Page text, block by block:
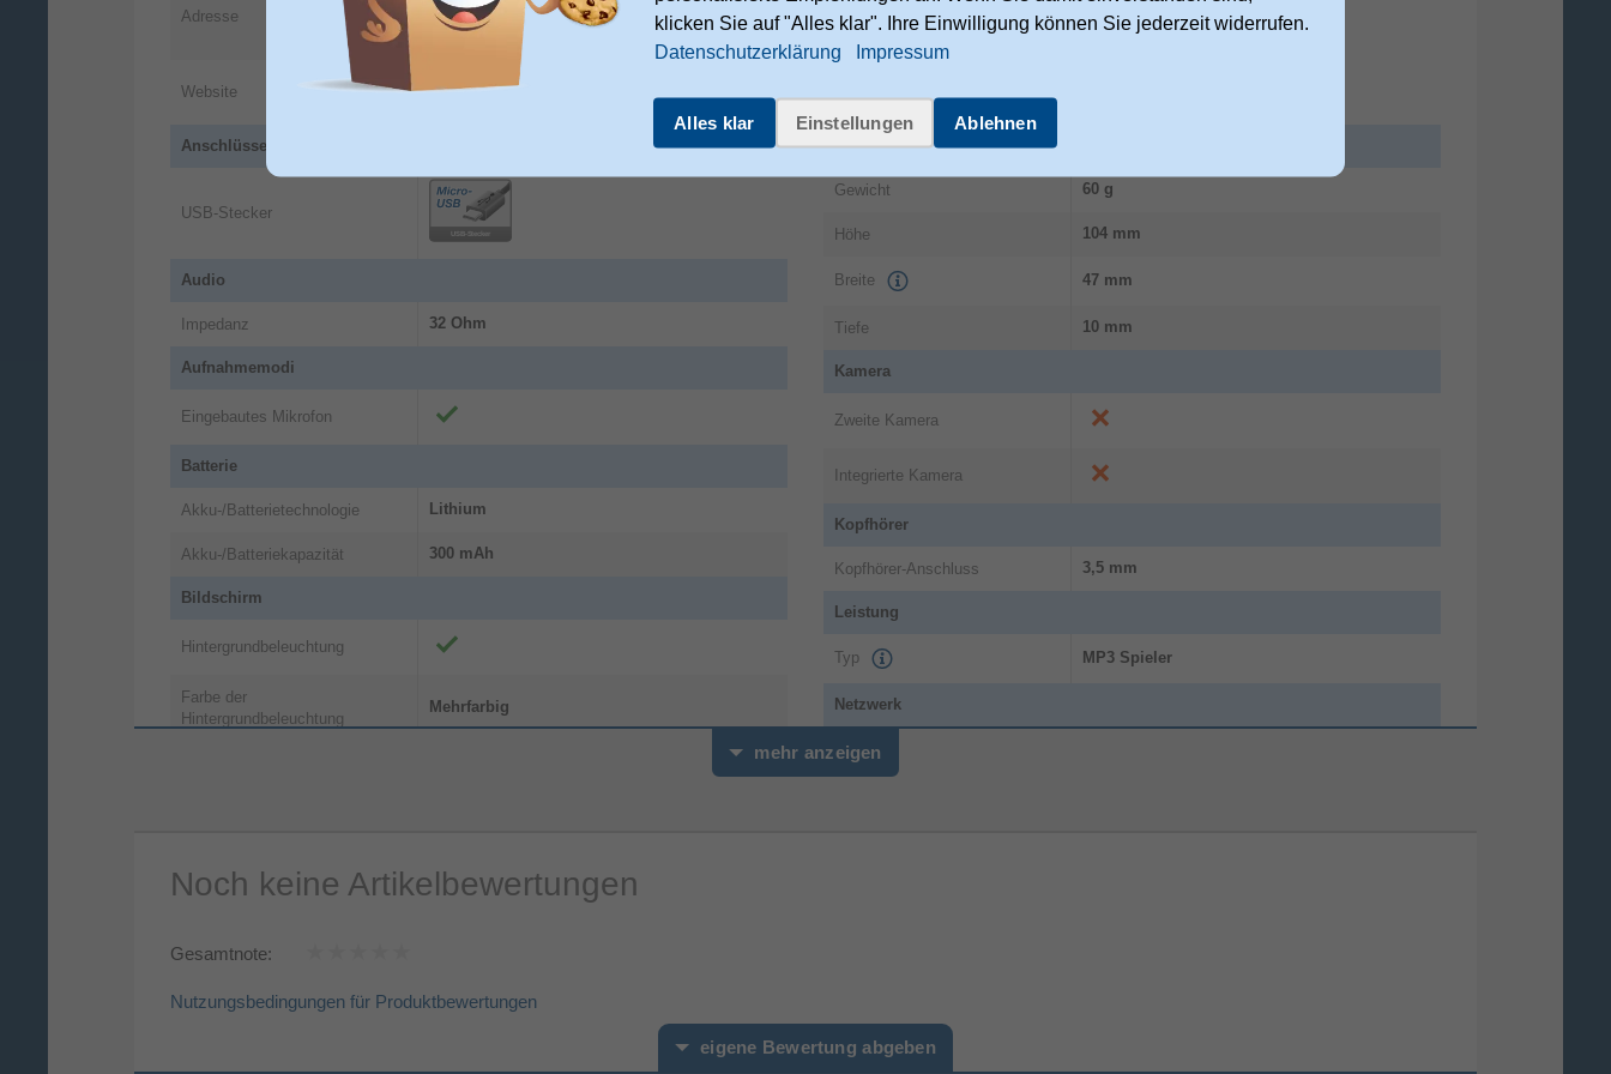
Adresse
6466 NG
Kerkrade
Website
https://commaxxgroup.com/en/pages/ourbran
Anschlüsse und Schnittstellen
USB-Stecker
Audio
Impedanz 32 Ohm
Aufnahmemodi
Eingebautes Mikrofon
Batterie
Akku-/Batterietechnologie Lithium
Akku-/Batteriekapazität 300 mAh
Bildschirm
Hintergrundbeleuchtung
Farbe der
Hintergrundbeleuchtung
Mehrfarbig
Unterstützte
Unterstützte Videoformate AMV, AVI
Gewicht & Abmessungen
Gewicht 60 g
Höhe 104 mm
Breite 47 mm
Tiefe 10 mm
Kamera
Zweite Kamera
Integrierte Kamera
Kopfhörer
Kopfhörer-Anschluss 3,5 mm
Leistung
Typ MP3 Spieler
Netzwerk
WLAN
Speichermedien
mehr anzeigen
Noch keine Artikelbewertungen
Gesamtnote:
Nutzungsbedingungen für Produktbewertungen
eigene Bewertung abgeben
klicken Sie auf "Alles klar". Ihre Einwilligung können Sie jederzeit widerrufen.
Datenschutzerklärung
Impressum
Alles klar Einstellungen Ablehnen